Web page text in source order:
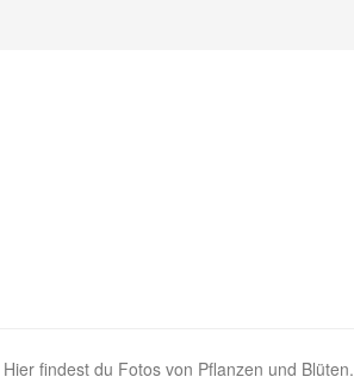
Hier findest du Fotos von Pflanzen und Blüten.